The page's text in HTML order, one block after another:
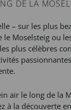
DE LA
– sur les plus
le Moselsteig ou
plus célèbres
air le long de la
à la découverte